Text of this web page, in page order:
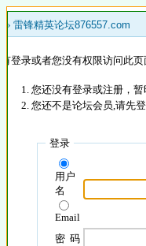
» 雷锋精英论坛876557.com
登录或者您没有权限访问此
您还没有登录或注册，
您还不是论坛会员,请先
登录
用户
名
Email
密 码